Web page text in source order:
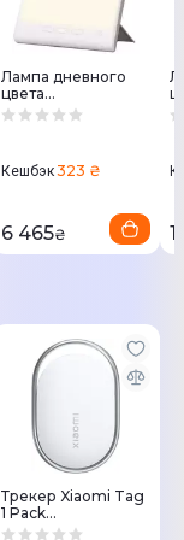
Лампа дневного
цвета
терапевтическая
Кешбэк323 ₴
6 465₴
Трекер Xiaomi Tag
1 Pack
(BHR08SPGL)